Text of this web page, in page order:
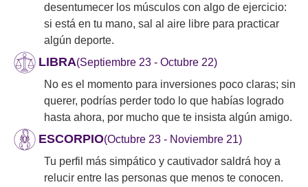
desentumecer los músculos con algo de ejercicio:
si está en tu mano, sal al aire libre para practicar
algún deporte.
LIBRA(Septiembre 23 - Octubre 22)
No es el momento para inversiones poco claras; sin
querer, podrías perder todo lo que habías logrado
hasta ahora, por mucho que te insista algún amigo.
ESCORPIO(Octubre 23 - Noviembre 21)
Tu perfil más simpático y cautivador saldrá hoy a
relucir entre las personas que menos te conocen.